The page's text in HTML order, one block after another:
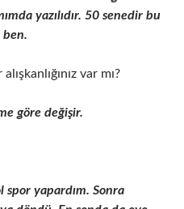
yazılıdır. 50 senedir bu
ben.
var mı?
göre değişir.
spor yapardım. Sonra